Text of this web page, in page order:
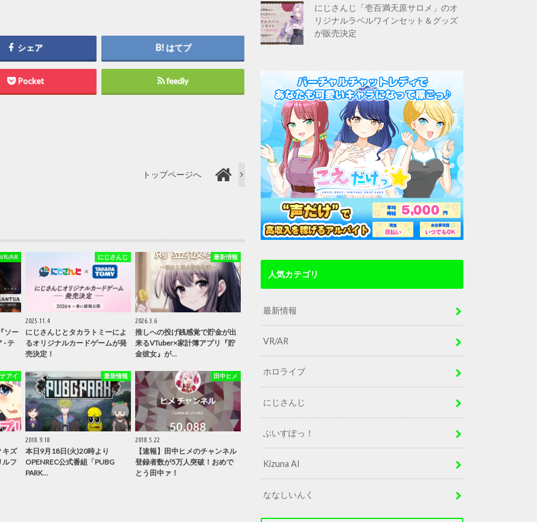
シェア はてブ
Pocket feedly
トップページへ
VR/AR
ソー
- テ
にじさんじ
2025.11.4
にじさんじとタカラトミーによ
るオリジナルカードゲームが発
売決定！
最新情報
2026.3.6
推しへの投げ銭感覚で貯金が出
来るVTuber×家計簿アプリ『貯
金彼女』が…
アイ
キズ
ルフ
最新情報
2018.9.18
本日9月18日(火)20時より
OPENREC公式番組「PUBG
PARK…
田中ヒメ
2018.5.22
【速報】田中ヒメのチャンネル
登録者数が5万人突破！おめで
とう田中ァ！
にじさんじ「壱百満天原サロメ」のオ
リジナルラベルワインセット＆グッズ
が販売決定
人気カテゴリ
最新情報
VR/AR
ホロライブ
にじさんじ
ぶいすぽっ！
Kizuna AI
ななしいんく